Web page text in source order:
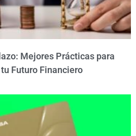
Mejores Prácticas para
Futuro Financiero